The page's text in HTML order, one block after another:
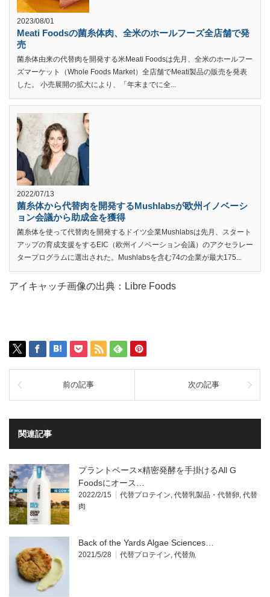
2023/08/01
Meati Foodsの菌糸体肉、全米のホールフーズ全店舗で発
売
菌糸体由来の代替肉を開発する米Meati Foodsは先月、全米のホールフー
ズマーケット（Whole Foods Market）全店舗でMeati製品の販売を発表
した。 小売展開の拡大により、「年末までに全...
2022/07/13
菌糸体から代替肉を開発するMushlabsが欧州イノベーシ
ョン会議から助成金を獲得
菌糸体を使って代替肉を開発するドイツ企業Mushlabsは先月、スタート
アップの育成支援をするEIC（欧州イノベーション会議）のアクセラレー
タープログラムに選出された。Mushlabsを含む74の企業が最大175...
アイキャッチ画像の出典：Libre Foods
前の記事 次の記事
関連記事
プラントベース×精密発酵を手掛けるAll G
Foodsにオース…
2022/2/15 代替プロテイン, 代替乳製品・代替卵, 代替
肉
Back of the Yards Algae Sciences…
2021/5/28 代替プロテイン, 代替魚